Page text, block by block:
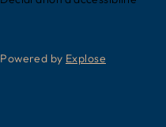
Powered by Explose